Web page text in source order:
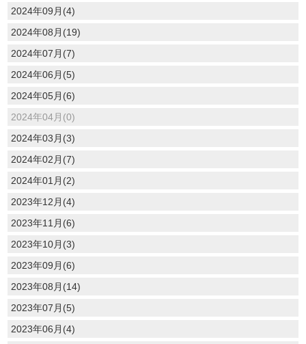
2024年09月(4)
2024年08月(19)
2024年07月(7)
2024年06月(5)
2024年05月(6)
2024年04月(0)
2024年03月(3)
2024年02月(7)
2024年01月(2)
2023年12月(4)
2023年11月(6)
2023年10月(3)
2023年09月(6)
2023年08月(14)
2023年07月(5)
2023年06月(4)